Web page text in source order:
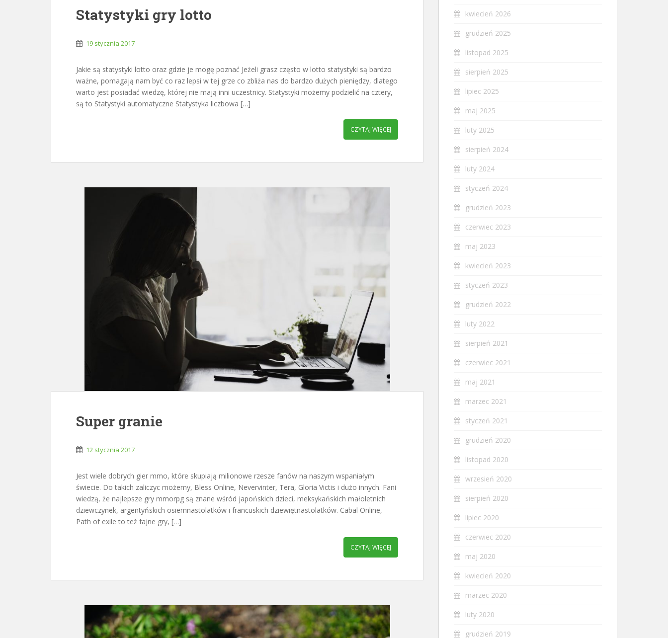
Statystyki gry lotto
19 stycznia 2017
Jakie są statystyki lotto oraz gdzie je mogę poznać Jeżeli grasz często w lotto statystyki są bardzo
ważne, pomagają nam być co raz lepsi w tej grze co zbliża nas do bardzo dużych pieniędzy, dlatego
warto jest posiadać wiedzę, której nie mają inni uczestnicy. Statystyki możemy podzielić na cztery,
są to Statystyki automatyczne Statystyka liczbowa […]
CZYTAJ WIĘCEJ
Super granie
12 stycznia 2017
Jest wiele dobrych gier mmo, które skupiają milionowe rzesze fanów na naszym wspaniałym
świecie. Do takich zaliczyc możemy, Bless Online, Nevervinter, Tera, Gloria Victis i dużo innych. Fani
wiedzą, że najlepsze gry mmorpg są znane wśród japońskich dzieci, meksykańskich małoletnich
dziewczynek, argentyńskich osiemnastolatków i francuskich dziewiętnastolatków. Cabal Online,
Path of exile to też fajne gry, […]
CZYTAJ WIĘCEJ
kwiecień 2026
grudzień 2025
listopad 2025
sierpień 2025
lipiec 2025
maj 2025
luty 2025
sierpień 2024
luty 2024
styczeń 2024
grudzień 2023
czerwiec 2023
maj 2023
kwiecień 2023
styczeń 2023
grudzień 2022
luty 2022
sierpień 2021
czerwiec 2021
maj 2021
marzec 2021
styczeń 2021
grudzień 2020
listopad 2020
wrzesień 2020
sierpień 2020
lipiec 2020
czerwiec 2020
maj 2020
kwiecień 2020
marzec 2020
luty 2020
grudzień 2019